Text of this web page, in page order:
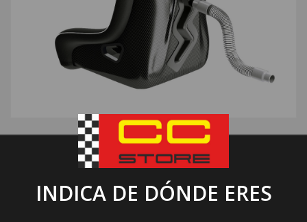
INDICA DE DÓNDE ERES